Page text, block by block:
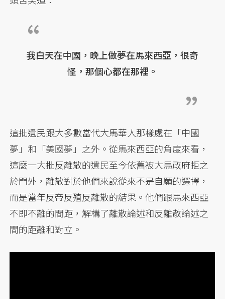
我白天在中國，晚上做夢在馬來西亞，很奇
怪，那個心都在那裡。
這批遺民跟大多數當代大馬華人那樣處在「中國
夢」和「美國夢」之外。從馬來西亞的角度來看，
這麼一大批反離散的遺民至今依舊被大馬政府拒之
於門外，離散對於他們來說從來不是自願的選擇，
而是當年反帝反殖反離散的結果。他們跟馬來西亞
不即不離的間距，解構了離散論述和反離散論述之
間的距離和對立。